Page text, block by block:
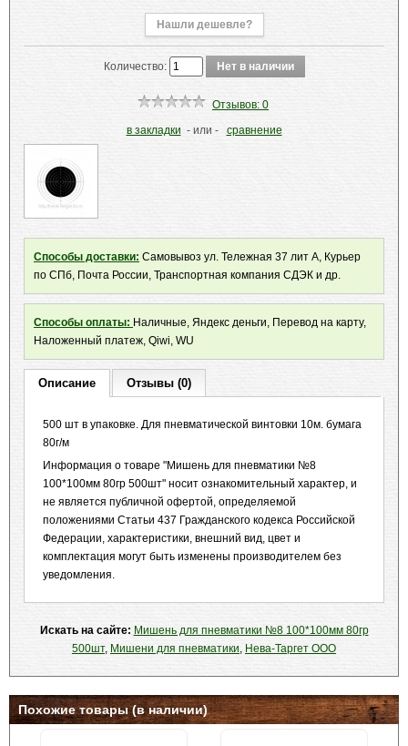
Нашли дешевле?
Количество:
Отзывов: 0
в закладки - или - сравнение
Способы доставки: Самовывоз ул. Тележная 37 лит А, Курьер
по СПб, Почта России, Транспортная компания СДЭК и др.
Способы оплаты: Наличные, Яндекс деньги, Перевод на карту,
Наложенный платеж, Qiwi, WU
Описание Отзывы (0)
500 шт в упаковке. Для пневматической винтовки 10м. бумага
80г/м
Информация о товаре "Мишень для пневматики №8
100*100мм 80гр 500шт" носит ознакомительный характер, и
не является публичной офертой, определяемой
положениями Статьи 437 Гражданского кодекса Российской
Федерации, характеристики, внешний вид, цвет и
комплектация могут быть изменены производителем без
уведомления.
Искать на сайте: Мишень для пневматики №8 100*100мм 80гр
500шт, Мишени для пневматики, Нева-Таргет ООО
Похожие товары (в наличии)